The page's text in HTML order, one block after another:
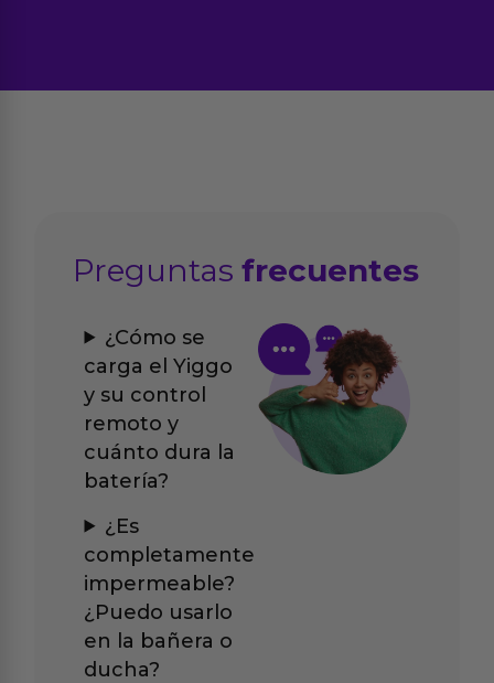
Preguntasfrecuentes
¿Cómo se
carga el Yiggo
y su control
remoto y
cuánto dura la
batería?
¿Es
completamente
impermeable?
¿Puedo usarlo
en la bañera o
ducha?